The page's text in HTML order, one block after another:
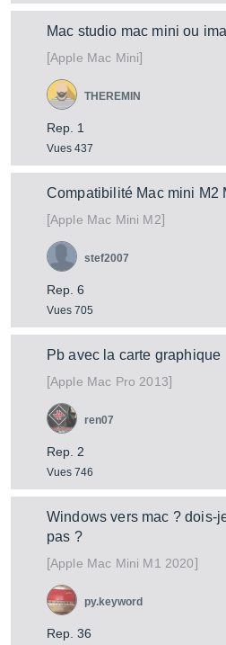
Mac studio mac mini ou
[Apple Mac Mini]
Rep. 1
Vues 437
THEREMIN
Compatibilité Mac mini M2
[Apple Mac Mini M2]
Rep. 6
Vues 705
stef2007
Pb avec la carte graphique
[Apple Mac Pro 2013]
Rep. 2
Vues 746
ren07
Windows vers mac ? dois-
pas ?
[Apple Mac Mini M1 2020]
Rep. 36
py.keyword